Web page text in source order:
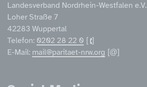
Landesverband Nordrhein-Westfalen e.V.
Loher Straße 7
42283 Wuppertal
Telefon: 0202 28 22 0
E-Mail: mail@paritaet-nrw.org